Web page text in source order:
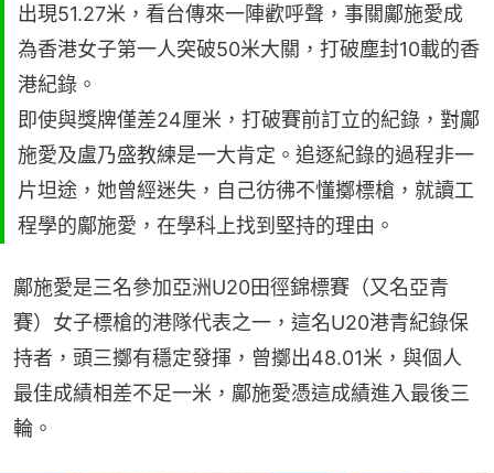
出現51.27米，看台傳來一陣歡呼聲，事關鄺施愛成
為香港女子第一人突破50米大關，打破塵封10載的香
港紀錄。
即使與獎牌僅差24厘米，打破賽前訂立的紀錄，對鄺
施愛及盧乃盛教練是一大肯定。追逐紀錄的過程非一
片坦途，她曾經迷失，自己彷彿不懂擲標槍，就讀工
程學的鄺施愛，在學科上找到堅持的理由。
鄺施愛是三名參加亞洲U20田徑錦標賽（又名亞青
賽）女子標槍的港隊代表之一，這名U20港青紀錄保
持者，頭三擲有穩定發揮，曾擲出48.01米，與個人
最佳成績相差不足一米，鄺施愛憑這成績進入最後三
輪。